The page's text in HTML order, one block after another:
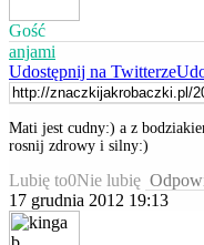
Gość
anjami
Udostępnij na Twitterze
Mati jest cudny:) a z
rosnij zdrowy i silny:)
Lubię to0Nie lubię
17 grudnia 2012 19:13